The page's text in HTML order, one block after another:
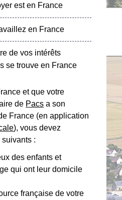
est en France
en France
de vos intérêts
se trouve en France
et que votre
de Pacs a son
France (en application
), vous devez
:
des enfants et
qui ont leur domicile
française de votre